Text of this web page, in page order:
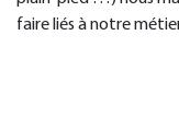
faire liés à notre